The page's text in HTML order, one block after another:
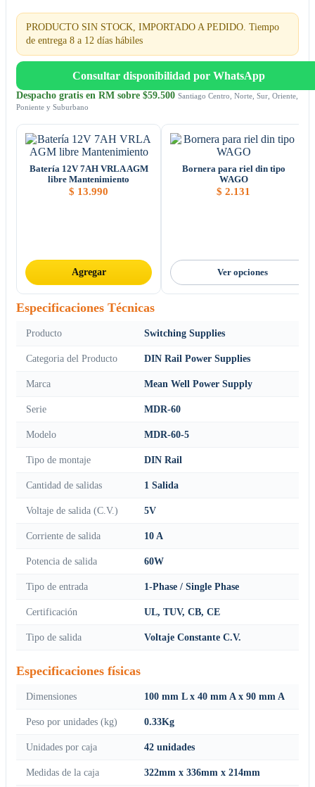
PRODUCTO SIN STOCK, IMPORTADO A PEDIDO. Tiempo
de entrega 8 a 12 días hábiles
Consultar disponibilidad por WhatsApp
Despacho gratis en RM sobre $59.500 Santiago Centro, Norte, Sur, Oriente,
Poniente y Suburbano
Batería 12V 7AH VRLA AGM
libre Mantenimiento
$ 13.990
Agregar
Bornera para riel din tipo
WAGO
$ 2.131
Ver opciones
Especificaciones Técnicas
Producto Switching Supplies
Categoria del Producto DIN Rail Power Supplies
Marca Mean Well Power Supply
Serie MDR-60
Modelo MDR-60-5
Tipo de montaje DIN Rail
Cantidad de salidas 1 Salida
Voltaje de salida (C.V.) 5V
Corriente de salida 10 A
Potencia de salida 60W
Tipo de entrada 1-Phase / Single Phase
Certificación UL, TUV, CB, CE
Tipo de salida Voltaje Constante C.V.
Especificaciones físicas
Dimensiones 100 mm L x 40 mm A x 90 mm A
Peso por unidades (kg) 0.33Kg
Unidades por caja 42 unidades
Medidas de la caja 322mm x 336mm x 214mm